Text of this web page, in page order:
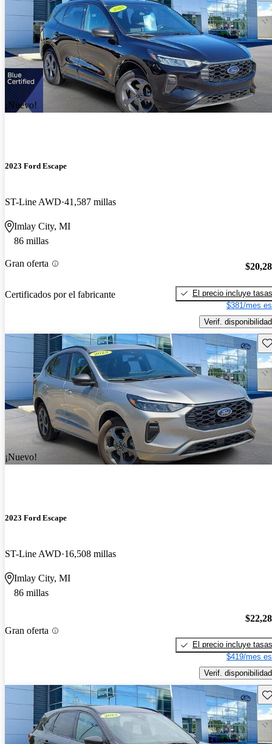
¡Nuevo!
2023 Ford Escape
ST-Line AWD 41,587 millas
Imlay City, MI
86 millas
Gran oferta
Certificados por el fabricante
El precio incluye tasas
$381/mes
Verif. disponibilidad
¡Nuevo!
2023 Ford Escape
ST-Line AWD 16,508 millas
Imlay City, MI
86 millas
Gran oferta
El precio incluye tasas
$419/mes
Verif. disponibilidad